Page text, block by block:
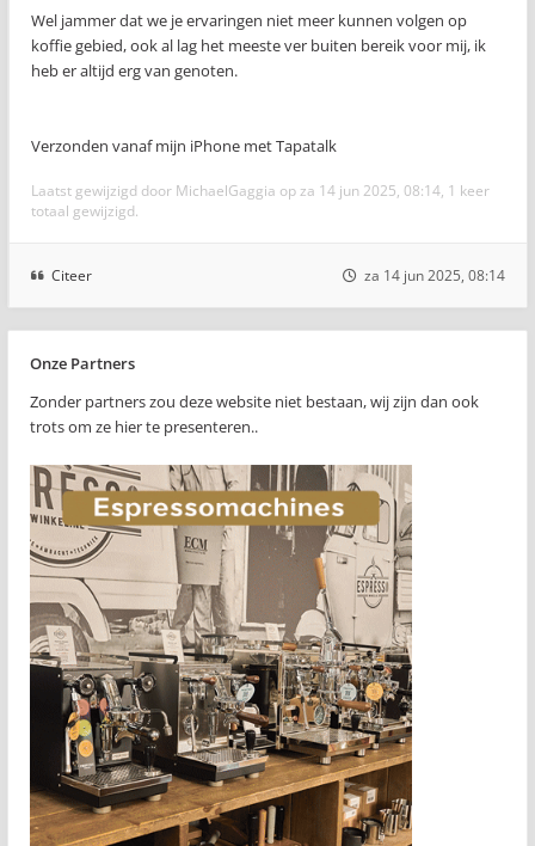
Wel jammer dat we je ervaringen niet meer kunnen volgen op
koffie gebied, ook al lag het meeste ver buiten bereik voor mij, ik
heb er altijd erg van genoten.
Verzonden vanaf mijn iPhone met Tapatalk
Laatst gewijzigd door MichaelGaggia op za 14 jun 2025, 08:14, 1 keer
totaal gewijzigd.
Citeer za 14 jun 2025, 08:14
Onze Partners
Zonder partners zou deze website niet bestaan, wij zijn dan ook
trots om ze hier te presenteren..